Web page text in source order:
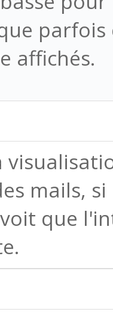
affichés.
mails,
que